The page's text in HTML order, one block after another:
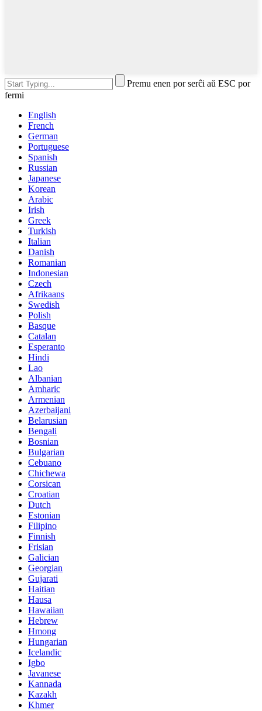
Premu enen por serĉi aŭ ESC por
fermi
English
French
German
Portuguese
Spanish
Russian
Japanese
Korean
Arabic
Irish
Greek
Turkish
Italian
Danish
Romanian
Indonesian
Czech
Afrikaans
Swedish
Polish
Basque
Catalan
Esperanto
Hindi
Lao
Albanian
Amharic
Armenian
Azerbaijani
Belarusian
Bengali
Bosnian
Bulgarian
Cebuano
Chichewa
Corsican
Croatian
Dutch
Estonian
Filipino
Finnish
Frisian
Galician
Georgian
Gujarati
Haitian
Hausa
Hawaiian
Hebrew
Hmong
Hungarian
Icelandic
Igbo
Javanese
Kannada
Kazakh
Khmer